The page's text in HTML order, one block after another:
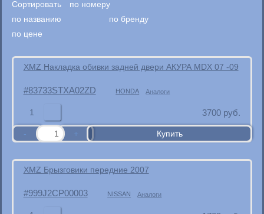
Сортировать
по номеру
по названию
по бренду
по цене
XMZ Накладка обивки задней двери АКУРА MDX 07 -09
83733STXA02ZD HONDA Аналоги
1 3700 руб.
XMZ Брызговики передние 2007
999J2CP00003 NISSAN Аналоги